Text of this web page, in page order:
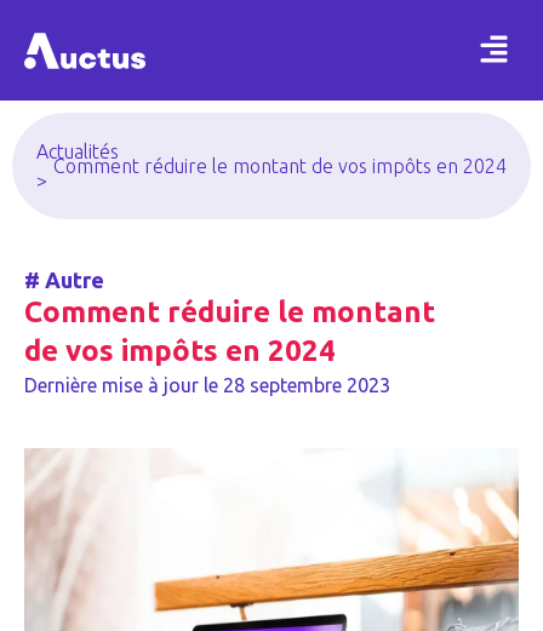
Actualités
>
Comment réduire le montant de vos impôts en 2024
# Autre
Comment réduire le montant
de vos impôts en 2024
Dernière mise à jour le 28 septembre 2023